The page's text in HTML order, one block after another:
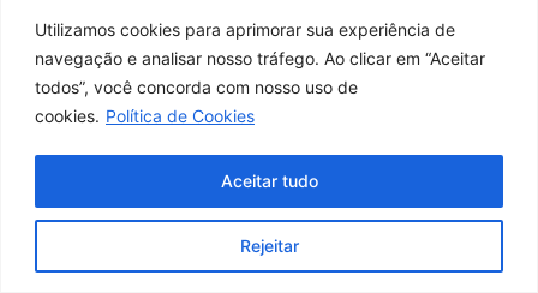
Utilizamos cookies para aprimorar sua experiência de
navegação e analisar nosso tráfego. Ao clicar em “Aceitar
todos”, você concorda com nosso uso de
cookies. Política de Cookies
Rejeitar
Aceitar tudo